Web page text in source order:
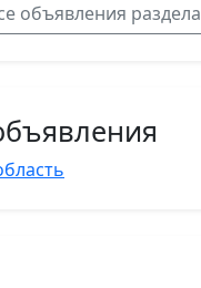
объявления раздела